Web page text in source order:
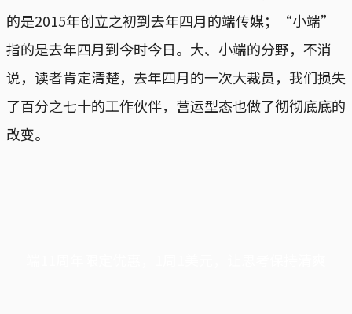
的是2015年创立之初到去年四月的端传媒；“小端”
指的是去年四月到今时今日。大、小端的分野，不消
说，读者肯定清楚，去年四月的一次大裁员，我们损失
了百分之七十的工作伙伴，营运型态也做了彻彻底底的
改变。